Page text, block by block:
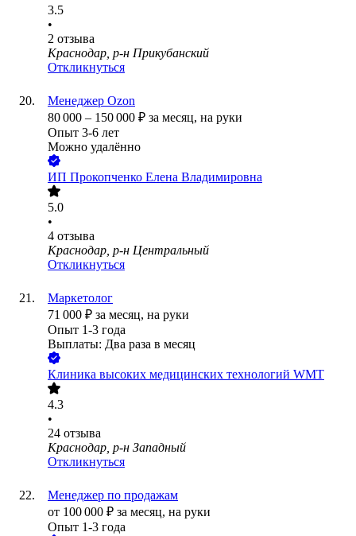
3.5
•
2 отзыва
Краснодар, р-н Прикубанский
Откликнуться
Менеджер Ozon
80 000 – 150 000 ₽ за месяц, на руки
Опыт 3-6 лет
Можно удалённо
ИП Прокопченко Елена Владимировна
5.0
•
4 отзыва
Краснодар, р-н Центральный
Откликнуться
Маркетолог
71 000 ₽ за месяц, на руки
Опыт 1-3 года
Выплаты: Два раза в месяц
Клиника высоких медицинских технологий WMT
4.3
•
24 отзыва
Краснодар, р-н Западный
Откликнуться
Менеджер по продажам
от 100 000 ₽ за месяц, на руки
Опыт 1-3 года